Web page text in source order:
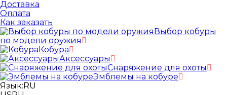
Доставка
Оплата
Как заказать
Выбор кобуры
по модели оружия
Кобура
Аксессуары
Снаряжение для охоты
Эмблемы на кобуре
Язык:RU